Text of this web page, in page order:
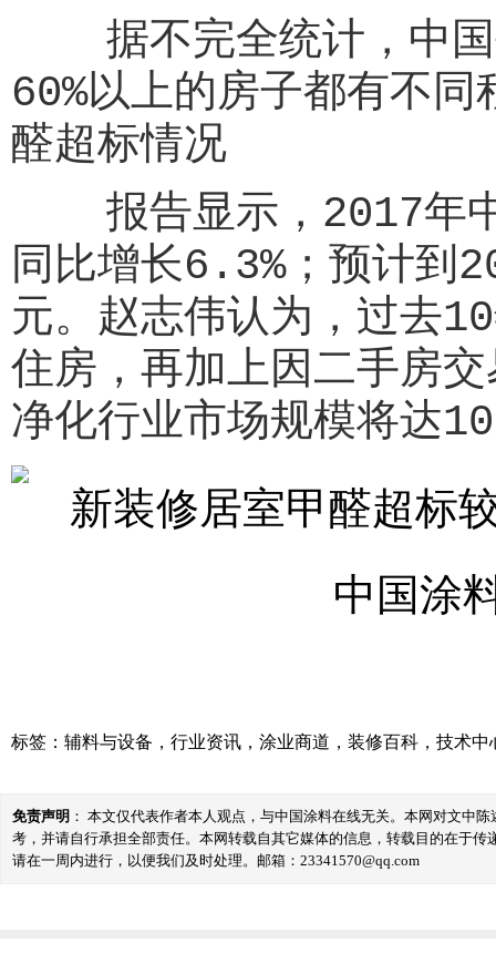
据不完全统计，中国
60%以上的房子都有不
醛超标情况
报告显示，2017年中
同比增长6.3%；预计到
元。赵志伟认为，过去
住房，再加上因二手房
净化行业市场规模将达
标签： 辅料与设备 ， 行业资讯 ， 涂业商道 ， 装修百科 ， 技术中
免责声明 ： 本文仅代表作者本人观点，与中国涂料在线无关。本网对文中
考，并请自行承担全部责任。本网转载自其它媒体的信息，转载目的在于
请在一周内进行，以便我们及时处理。邮箱：23341570@qq.com